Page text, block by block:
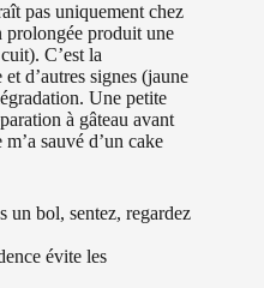
pas uniquement chez
produit une
C’est la
d’autres signes (jaune
Une petite
à gâteau avant
sauvé d’un cake
un bol, sentez, regardez
évite les